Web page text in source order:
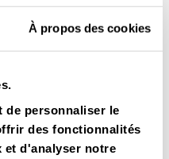
À propos des cookies
de personnaliser le
des fonctionnalités
et d'analyser notre
tous vos